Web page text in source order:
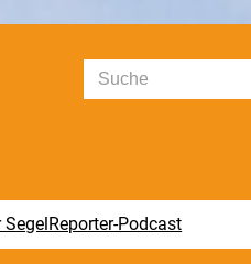
Suchen
SegelReporter-Podcast